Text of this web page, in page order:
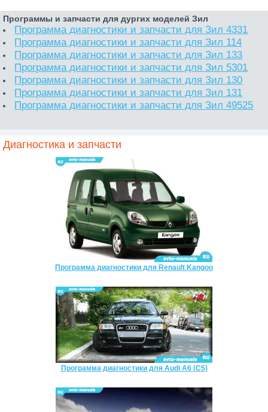
Программы и запчасти для дургих моделей Зил
Программа диагностики и запчасти для Зил 4331
Программа диагностики и запчасти для Зил 114
Программа диагностики и запчасти для Зил 133
Программа диагностики и запчасти для Зил 5301
Программа диагностики и запчасти для Зил 130
Программа диагностики и запчасти для Зил 131
Программа диагностики и запчасти для Зил 49525
Диагностика и запчасти
Программа диагностики для Renault Kangoo
Программа диагностики для Audi A6 (C5)